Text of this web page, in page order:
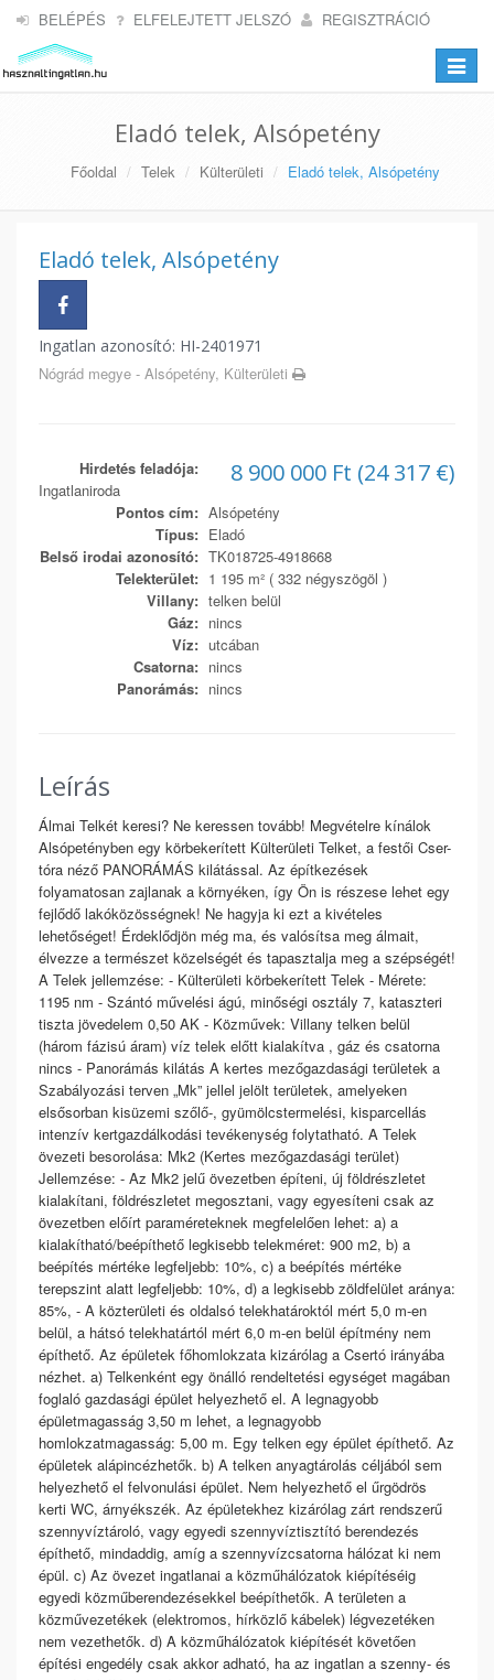
BELÉPÉS ELFELEJTETT JELSZÓ REGISZTRÁCIÓ
Toggle
Eladó telek, Alsópetény
Főoldal Telek Külterületi Eladó telek, Alsópetény
Eladó telek, Alsópetény
Ingatlan azonosító: HI-2401971
Nógrád megye - Alsópetény, Külterületi
8 900 000 Ft (24 317 €)
Hirdetés feladója:
Ingatlaniroda
Pontos cím: Alsópetény
Típus: Eladó
Belső irodai azonosító: TK018725-4918668
Telekterület: 1 195 m² ( 332 négyszögöl )
Villany: telken belül
Gáz: nincs
Víz: utcában
Csatorna: nincs
Panorámás: nincs
Leírás
Álmai Telkét keresi? Ne keressen tovább! Megvételre kínálok
Alsópetényben egy körbekerített Külterületi Telket, a festői Cser-
tóra néző PANORÁMÁS kilátással. Az építkezések
folyamatosan zajlanak a környéken, így Ön is részese lehet egy
fejlődő lakóközösségnek! Ne hagyja ki ezt a kivételes
lehetőséget! Érdeklődjön még ma, és valósítsa meg álmait,
élvezze a természet közelségét és tapasztalja meg a szépségét!
A Telek jellemzése: - Külterületi körbekerített Telek - Mérete:
1195 nm - Szántó művelési ágú, minőségi osztály 7, kataszteri
tiszta jövedelem 0,50 AK - Közművek: Villany telken belül
(három fázisú áram) víz telek előtt kialakítva , gáz és csatorna
nincs - Panorámás kilátás A kertes mezőgazdasági területek a
Szabályozási terven „Mk” jellel jelölt területek, amelyeken
elsősorban kisüzemi szőlő-, gyümölcstermelési, kisparcellás
intenzív kertgazdálkodási tevékenység folytatható. A Telek
övezeti besorolása: Mk2 (Kertes mezőgazdasági terület)
Jellemzése: - Az Mk2 jelű övezetben építeni, új földrészletet
kialakítani, földrészletet megosztani, vagy egyesíteni csak az
övezetben előírt paraméreteknek megfelelően lehet: a) a
kialakítható/beépíthető legkisebb telekméret: 900 m2, b) a
beépítés mértéke legfeljebb: 10%, c) a beépítés mértéke
terepszint alatt legfeljebb: 10%, d) a legkisebb zöldfelület aránya:
85%, - A közterületi és oldalsó telekhatároktól mért 5,0 m-en
belül, a hátsó telekhatártól mért 6,0 m-en belül építmény nem
építhető. Az épületek főhomlokzata kizárólag a Csertó irányába
nézhet. a) Telkenként egy önálló rendeltetési egységet magában
foglaló gazdasági épület helyezhető el. A legnagyobb
épületmagasság 3,50 m lehet, a legnagyobb
homlokzatmagasság: 5,00 m. Egy telken egy épület építhető. Az
épületek alápincézhetők. b) A telken anyagtárolás céljából sem
helyezhető el felvonulási épület. Nem helyezhető el űrgödrös
kerti WC, árnyékszék. Az épületekhez kizárólag zárt rendszerű
szennyvíztároló, vagy egyedi szennyvíztisztító berendezés
építhető, mindaddig, amíg a szennyvízcsatorna hálózat ki nem
épül. c) Az övezet ingatlanai a közműhálózatok kiépítéséig
egyedi közműberendezésekkel beépíthetők. A területen a
közművezetékek (elektromos, hírközlő kábelek) légvezetéken
nem vezethetők. d) A közműhálózatok kiépítését követően
építési engedély csak akkor adható, ha az ingatlan a szenny- és